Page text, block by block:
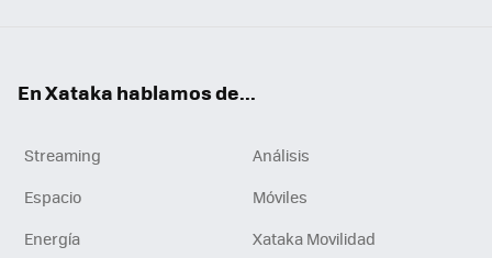
En Xataka hablamos de...
Streaming
Análisis
Espacio
Móviles
Energía
Xataka Movilidad